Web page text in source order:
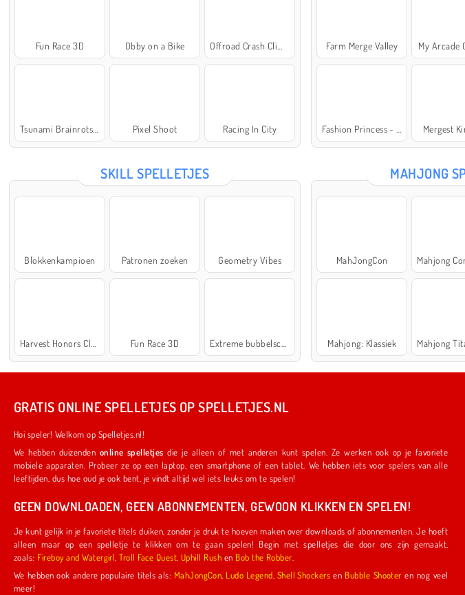
Fun Race 3D Obby on a Bike
Pixel Shoot Racing In City
Farm Merge Valley My Arcade
Mergest
SKILL SPELLETJES
Blokkenkampioen Patronen zoeken Geometry Vibes
Fun Race 3D
MAHJONG
MahJongCon
Mahjong: Klassiek
GRATIS ONLINE SPELLETJES OP SPELLETJES.NL
Hoi speler! Welkom op Spelletjes.nl!
We hebben duizenden online spelletjes die je alleen of met anderen kunt spelen. Ze werken ook op je favoriete
mobiele apparaten. Probeer ze op een laptop, een smartphone of een tablet. We hebben iets voor spelers van alle
leeftijden, dus hoe oud je ook bent, je vindt altijd wel iets leuks om te spelen!
GEEN DOWNLOADEN, GEEN ABONNEMENTEN, GEWOON KLIKKEN EN SPELEN!
Je kunt gelijk in je favoriete titels duiken, zonder je druk te hoeven maken over downloads of abonnementen. Je hoeft
alleen maar op een spelletje te klikken om te gaan spelen! Begin met spelletjes die door ons zijn gemaakt,
zoals:
Fireboy and Watergirl ,Troll Face Quest Uphill Rush en Bob the Robber
We hebben ook andere populaire titels als: MahJongCon Ludo Legend Shell Shockers en Bubble Shooter en nog veel
meer!